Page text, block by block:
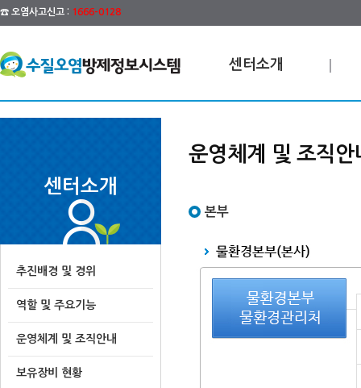
☎ 오염사고신고 : 1666-0128
센터소개
센터소개
추진배경 및 경위
역할 및 주요기능
운영체계 및 조직안내
보유장비 현황
운영체계 및 조직안
본부